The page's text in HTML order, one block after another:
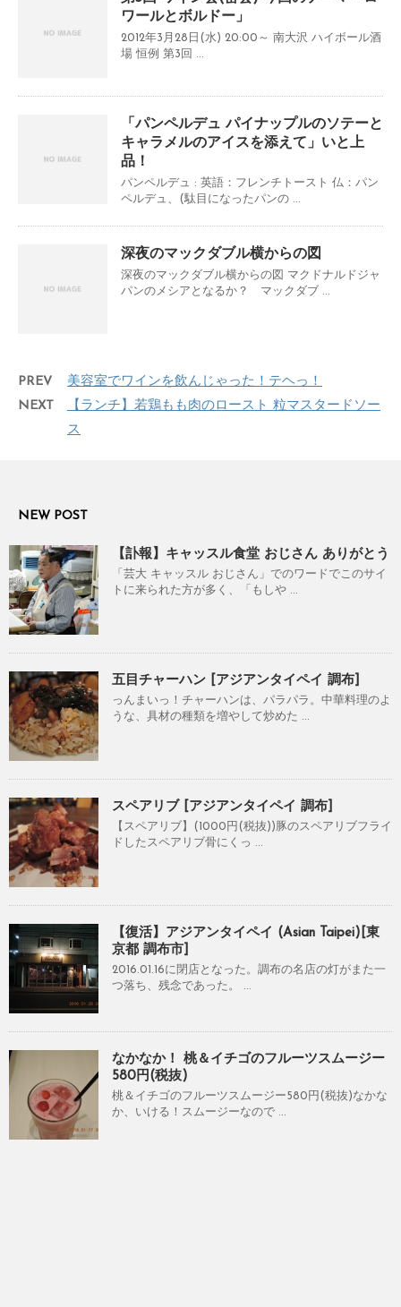
ワールとボルドー」
2012年3月28日(水) 20:00～ 南大沢 ハイボール酒
場 恒例 第3回 ...
「パンペルデュ パイナップルのソテーと
キャラメルのアイスを添えて」いと上
品！
パンペルデュ : 英語：フレンチトースト 仏：パン
ペルデュ、(駄目になったパンの ...
深夜のマックダブル横からの図
深夜のマックダブル横からの図 マクドナルドジャ
パンのメシアとなるか？ マックダブ ...
PREV
美容室でワインを飲んじゃった！テヘっ！
NEXT
【ランチ】若鶏もも肉のロースト 粒マスタードソー
ス
NEW POST
【訃報】キャッスル食堂 おじさん ありがとう
「芸大 キャッスル おじさん」でのワードでこのサイ
トに来られた方が多く、「もしや ...
五目チャーハン [アジアンタイペイ 調布]
っんまいっ！チャーハンは、パラパラ。中華料理のよ
うな、具材の種類を増やして炒めた ...
スペアリブ [アジアンタイペイ 調布]
【スペアリブ】(1000円(税抜))豚のスペアリブフライ
ドしたスペアリブ骨にくっ ...
【復活】アジアンタイペイ (Asian Taipei)[東
京都 調布市]
2016.01.16に閉店となった。調布の名店の灯がまた一
つ落ち、残念であった。 ...
なかなか！ 桃＆イチゴのフルーツスムージー
580円(税抜)
桃＆イチゴのフルーツスムージー580円(税抜)なかな
か、いける！スムージーなので ...